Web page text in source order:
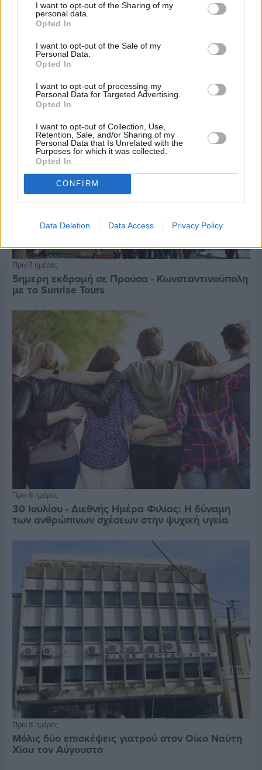
I want to opt-out of the Sharing of my
personal data.
Opted In
I want to opt-out of the Sale of my
Personal Data.
Opted In
I want to opt-out of processing my
Personal Data for Targeted Advertising.
Opted In
I want to opt-out of Collection, Use,
Retention, Sale, and/or Sharing of my
Personal Data that Is Unrelated with the
Purposes for which it was collected.
Opted In
CONFIRM
Data Deletion Data Access Privacy Policy
Διακοπές ρεύματος: Συνασπισμό των
επιχειρήσεων προτείνει το Επιμελητήριο
Πριν 7 ημέρες
5ημερη εκδρομή σε Προύσα - Κωνσταντινούπολη
με το Sunrise Tours
Πριν 8 ημέρες
30 Ιουλίου - Διεθνής Ημέρα Φιλίας: Η δύναμη
των ανθρώπινων σχέσεων στην ψυχική υγεία
Πριν 8 ημέρες
Μόλις δύο επισκέψεις γιατρού στον Οίκο Ναύτη
Χίου τον Αύγουστο